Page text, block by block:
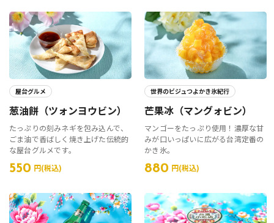
プライバシーポリシー
屋台グルメ
葱油餅（ツォンヨウビン）
たっぷりの刻みネギを包み込んで、
ごま油で香ばしく焼き上げた伝統的
な屋台グルメです。
550 円(税込)
世界のビジュつよかき氷紀行
芒果冰（マングォビン）
マンゴーをたっぷり使用！濃厚な甘
みが口いっぱいに広がる台湾定番の
かき氷。
880 円(税込)